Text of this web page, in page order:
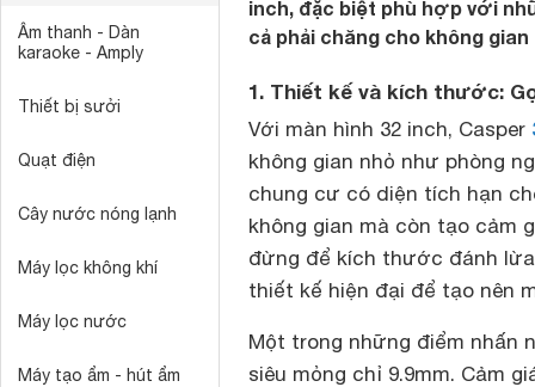
Âm thanh - Dàn
karaoke - Amply
Thiết bị sưởi
Quạt điện
Cây nước nóng lạnh
Máy lọc không khí
Máy lọc nước
Máy tạo ẩm - hút ẩm
inch, đặc biệt phù hợp với
cả phải chăng cho không gian
1. Thiết kế và kích thước:
Với màn hình 32 inch, Casper
không gian nhỏ như phòng
chung cư có diện tích hạn
không gian mà còn tạo cảm
đừng để kích thước đánh
thiết kế hiện đại để tạo nên
Một trong những điểm nhấn
siêu mỏng chỉ 9.9mm. Cảm